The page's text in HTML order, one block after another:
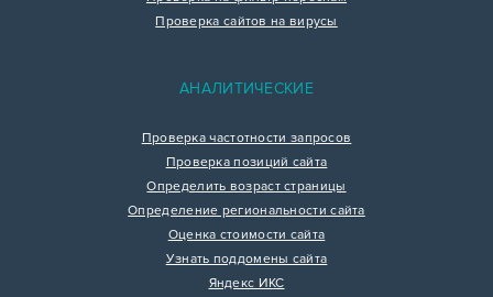
Проверка сайтов на вирусы
АНАЛИТИЧЕСКИЕ
Проверка частотности запросов
Проверка позиций сайта
Определить возраст страницы
Определение региональности сайта
Оценка стоимости сайта
Узнать поддомены сайта
Яндекс ИКС